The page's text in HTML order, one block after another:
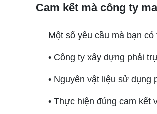
Cam kết mà công ty
Một số yêu cầu mà bạn có
• Công ty xây dựng phải
• Nguyên vật liệu sử dụng
• Thực hiện đúng cam kết